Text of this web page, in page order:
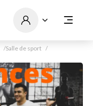
Salle de sport